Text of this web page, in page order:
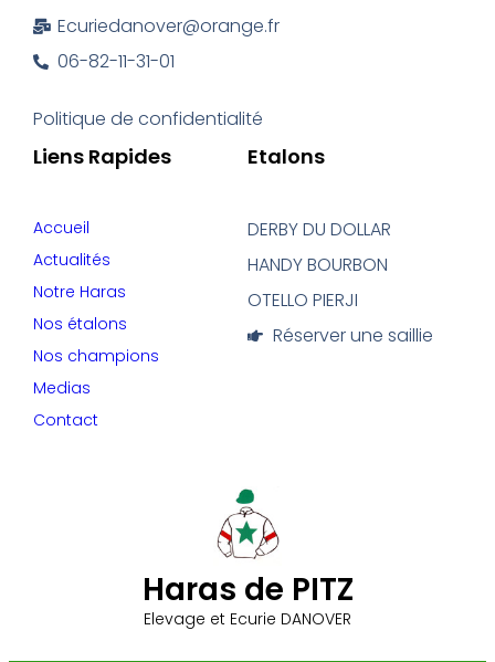
Haras de PITZ
Elevage et Ecurie DANOVER
Etalons
DERBY DU DOLLAR
HANDY BOURBON
OTELLO PIERJI
Réserver une saillie
Liens Rapides
Accueil
Actualités
Notre Haras
Nos étalons
Nos champions
Medias
Contact
Ecuriedanover@orange.fr
06-82-11-31-01
Politique de confidentialité